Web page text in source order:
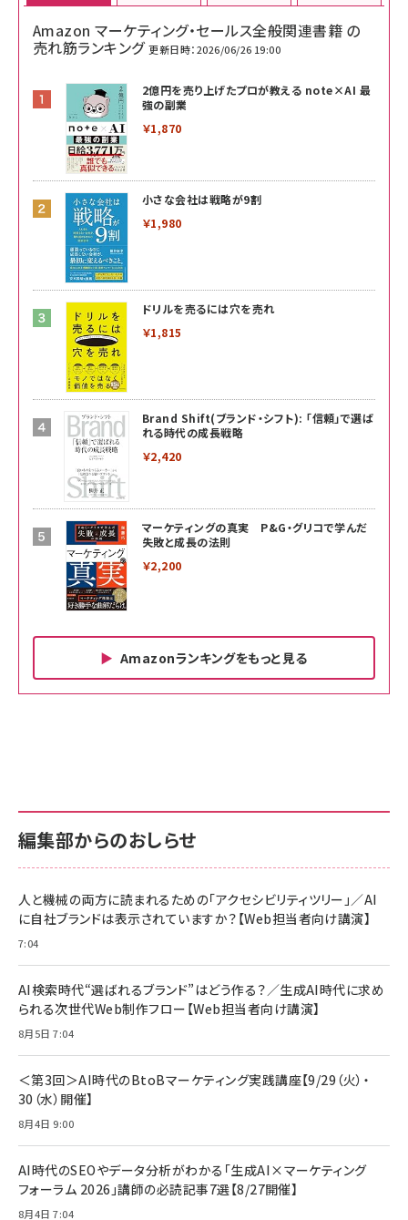
Amazon マーケティング・セールス全般関連書籍 の
売れ筋ランキング 更新日時：2026/06/26 19:00
2億円を売り上げたプロが教える note×AI 最
強の副業
￥1,870
小さな会社は戦略が9割
￥1,980
ドリルを売るには穴を売れ
￥1,815
Brand Shift(ブランド・シフト): 「信頼」で選ば
れる時代の成長戦略
￥2,420
マーケティングの真実 P&G・グリコで学んだ
失敗と成長の法則
￥2,200
Amazonランキングをもっと見る
￥880
anan(アンアン)2026/06/24号 No.2500増刊
スペシャルエディション[王道エンタメの矜持／
￥1,100
年後半、あなたの恋と運命／山田涼介]
￥880
Amazonランキングをもっと見る
サポート正規品 メーカー保証5年 KLMEA128G
NIMASO ガラスフィルム iPhone 17 用 保護フィ
すい ガイド枠付き いPhone17 (6.3インチ) 対応
2枚セット DSP25F1698
￥1,599
【New】Amazon Fire TV Stick HD | 手軽にスト
レイヤー
￥6,980
Anker Soundcore P31i (Bluetooth 6.1) 【完
全ワイヤレスイヤホン/アクティブノイズキャンセリ
ング/マルチポイント接続 / 最大50時間再生 / PSE
Anker PowerLine III Flow USB-C & USB-C
ケーブル Anker絡まないケーブル 240W 結束バン
ド付き USB PD対応 シリコン素材採用 iPhone
17 / 16 / 15 / Galaxy iPad Pro MacBook
サポート正規品 メーカー保証5年 KLMEA128G
Amazon eギフトカード - Amazonロゴ - クラ
￥5,000
ケーブル Anker絡まないケーブル 240W 結束バン
17 / 16 / 15 / Galaxy iPad Pro MacBook
Pro/Air 各種対応 (1.8m ミッドナイトブラック)
￥1,890
キャンペーン】
￥4,857
編集部からのおしらせ
人と機械の両方に読まれるための「アクセシビリティツリー」／AI
に自社ブランドは表示されていますか？【Web担当者向け講演】
7:04
AI検索時代“選ばれるブランド”はどう作る？／生成AI時代に求め
られる次世代Web制作フロー【Web担当者向け講演】
8月5日 7:04
＜第3回＞AI時代のBtoBマーケティング実践講座【9/29（火）・
30（水）開催】
8月4日 9:00
AI時代のSEOやデータ分析がわかる「生成AI×マーケティング
フォーラム 2026」講師の必読記事7選【8/27開催】
8月4日 7:04